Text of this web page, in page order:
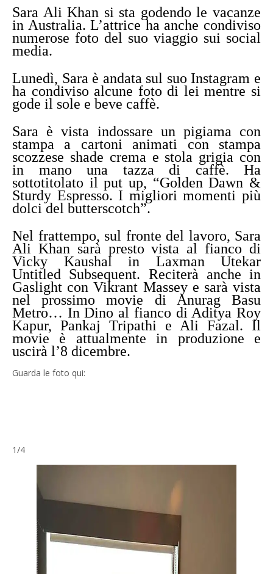
Sara Ali Khan si sta godendo le vacanze
in Australia. L’attrice ha anche condiviso
numerose foto del suo viaggio sui social
media.
Lunedì, Sara è andata sul suo Instagram e
ha condiviso alcune foto di lei mentre si
gode il sole e beve caffè.
Sara è vista indossare un pigiama con
stampa a cartoni animati con stampa
scozzese shade crema e stola grigia con
in mano una tazza di caffè. Ha
sottotitolato il put up, “Golden Dawn &
Sturdy Espresso. I migliori momenti più
dolci del butterscotch”.
Nel frattempo, sul fronte del lavoro, Sara
Ali Khan sarà presto vista al fianco di
Vicky Kaushal in Laxman Utekar
Untitled Subsequent. Reciterà anche in
Gaslight con Vikrant Massey e sarà vista
nel prossimo movie di Anurag Basu
Metro… In Dino al fianco di Aditya Roy
Kapur, Pankaj Tripathi e Ali Fazal. Il
movie è attualmente in produzione e
uscirà l’8 dicembre.
Guarda le foto qui:
1/4